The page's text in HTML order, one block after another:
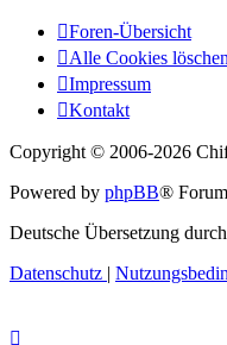
Foren-Übersicht
Alle Cookies löschen
Impressum
Kontakt
Copyright © 2006-2026
Powered by phpBB®
Deutsche Übersetzung durch
Datenschutz |